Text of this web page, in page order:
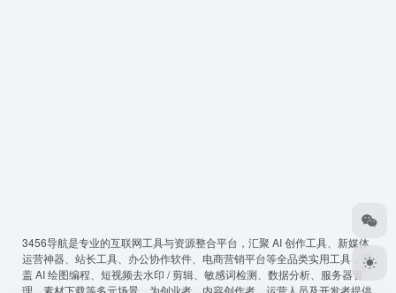
3456导航是专业的互联网工具与资源整合平台，汇聚 AI 创作工具、新媒体
运营神器、站长工具、办公协作软件、电商营销平台等全品类实用工具，覆
盖 AI 绘图编程、短视频去水印 / 剪辑、敏感词检测、数据分析、服务器管
理、素材下载等多元场景，为创业者、内容创作者、运营人员及开发者提供